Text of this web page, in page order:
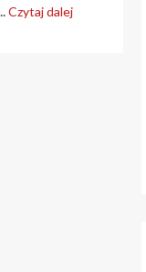
Czytaj dalej